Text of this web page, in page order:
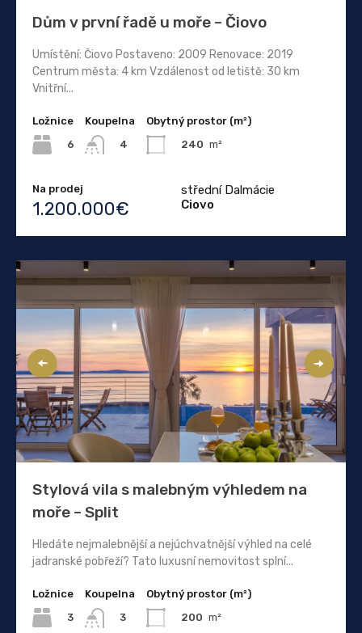
Dům v první řadě u moře – Čiovo
Umístění: Čiovo Postaveno: 2009 Renovace: 2019
Centrum města: 4 km Vzdálenost od letiště: 30 km
Vnitřní...
Ložnice
6
Koupelna
4
Obytný prostor (m²)
240 m²
Na prodej
1.200.000€
střední Dalmácie
Ciovo
Stylová vila s malebným výhledem na
moře – Split
Hledáte nejmalebnější a nejúchvatnější výhled na celé
jadranské pobřeží? Tato luxusní nemovitost splní...
Ložnice
3
Koupelna
3
Obytný prostor (m²)
200 m²